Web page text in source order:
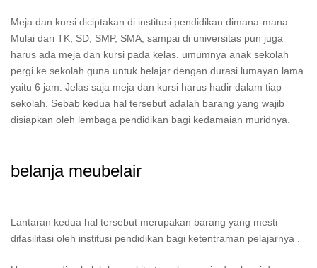
Meja dan kursi diciptakan di institusi pendidikan dimana-mana.
Mulai dari TK, SD, SMP, SMA, sampai di universitas pun juga
harus ada meja dan kursi pada kelas. umumnya anak sekolah
pergi ke sekolah guna untuk belajar dengan durasi lumayan lama
yaitu 6 jam. Jelas saja meja dan kursi harus hadir dalam tiap
sekolah. Sebab kedua hal tersebut adalah barang yang wajib
disiapkan oleh lembaga pendidikan bagi kedamaian muridnya.
belanja meubelair
Lantaran kedua hal tersebut merupakan barang yang mesti
difasilitasi oleh institusi pendidikan bagi ketentraman pelajarnya .